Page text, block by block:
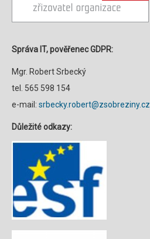
Správa IT, pověřenec GDPR:
Mgr. Robert Srbecký
tel. 565 598 154
e-mail: srbecky.robert@zsobreziny.cz
Důležité odkazy: